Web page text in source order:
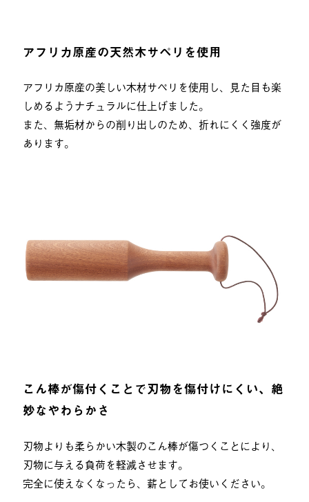
アフリカ原産の天然木サペリを使用
アフリカ原産の美しい木材サペリを使用し、見た目も楽
しめるようナチュラルに仕上げました。
また、無垢材からの削り出しのため、折れにくく強度が
あります。
こん棒が傷付くことで刃物を傷付けにくい、絶
妙なやわらかさ
刃物よりも柔らかい木製のこん棒が傷つくことにより、
刃物に与える負荷を軽減させます。
完全に使えなくなったら、薪としてお使いください。